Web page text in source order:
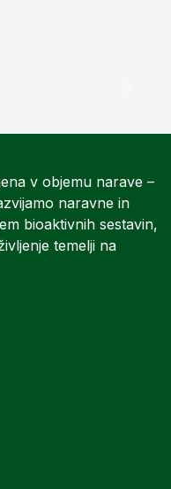
v objemu narave –
naravne in
bioaktivnih sestavin,
temelji na